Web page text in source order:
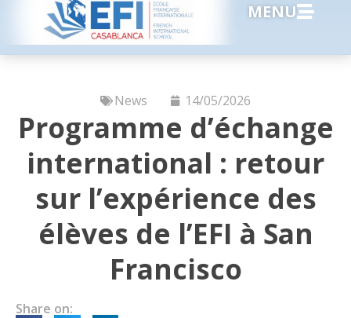
MENU
News 14/05/2026
Programme d’échange
international : retour
sur l’expérience des
élèves de l’EFI à San
Francisco
Share on: